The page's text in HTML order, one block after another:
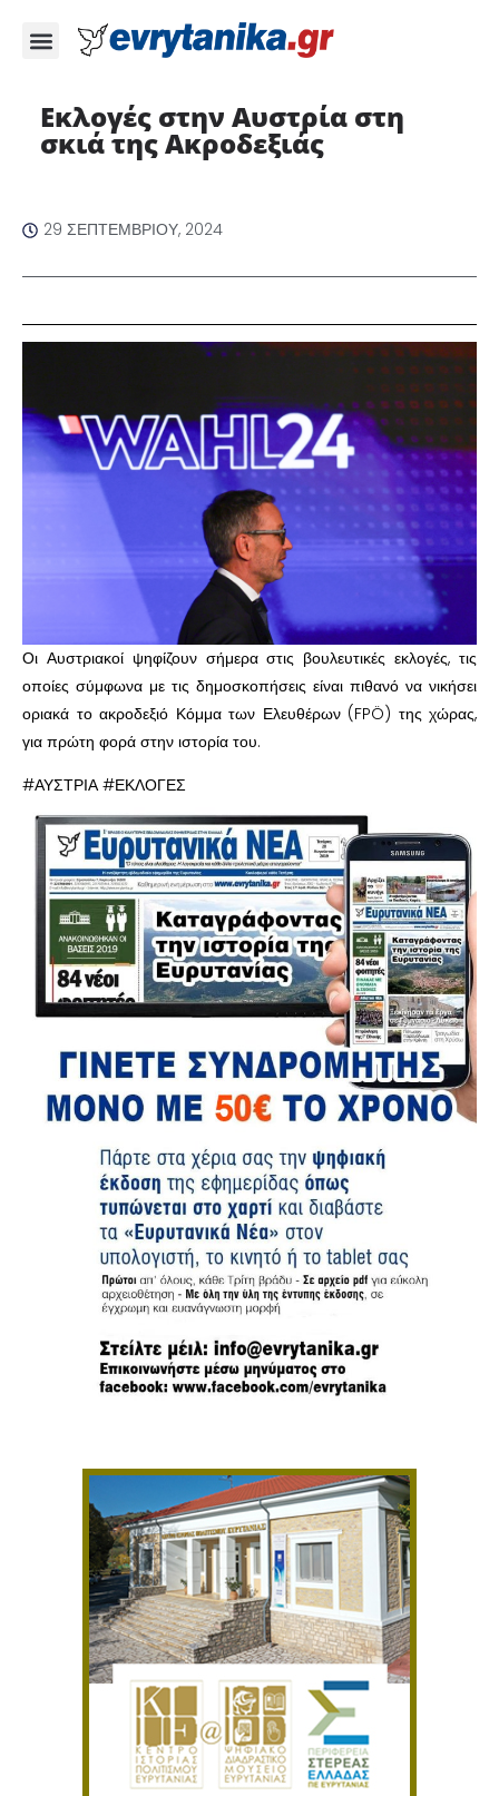
Εκλογές στην Αυστρία στη
σκιά της Ακροδεξιάς
29 ΣΕΠΤΕΜΒΡΊΟΥ, 2024
Οι Αυστριακοί ψηφίζουν σήμερα στις βουλευτικές εκλογές, τις
οποίες σύμφωνα με τις δημοσκοπήσεις είναι πιθανό να νικήσει
οριακά το ακροδεξιό Κόμμα των Ελευθέρων (FPÖ) της χώρας,
για πρώτη φορά στην ιστορία του.
#ΑΥΣΤΡΙΑ #ΕΚΛΟΓΕΣ